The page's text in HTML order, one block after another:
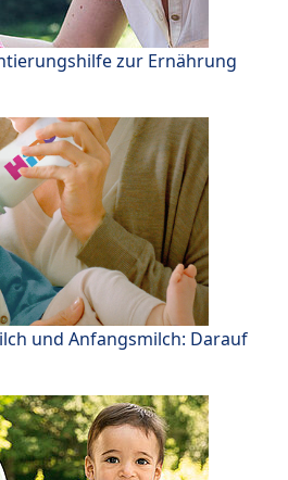
zur Ernährung
und Anfangsmilch: Darauf